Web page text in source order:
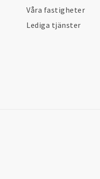
Våra fastigheter
Lediga tjänster